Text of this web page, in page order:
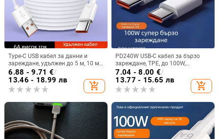
Type-C USB кабел за данни и
зареждане, удължен до 5 м, 10 м
удължителен кабел за мобилни
телефони и охранителни камери
6.88 - 9.71 €/
13.46 - 18.99 лв
add_shopping_cart
PD240W USB-C кабел за бързо
зареждане, TPE, до 100W,
съвместим с Huawei/Honor
телефони и iPad таблети
7.04 - 8.00 €/
13.77 - 15.65 лв
add_shopping_cart